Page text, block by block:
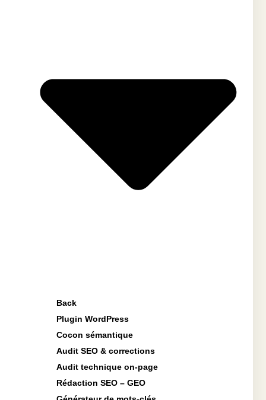
Back
Plugin WordPress
Cocon sémantique
Audit SEO & corrections
Audit technique on-page
Rédaction SEO – GEO